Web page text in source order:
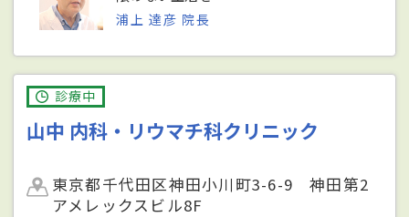
浦上 達彦 院長
診療中
山中 内科・リウマチ科クリニック
東京都千代田区神田小川町3-6-9 神田第2
アメレックスビル8F